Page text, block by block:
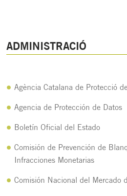
ADMINISTRACIÓ
Agència Catalana de Protecció
Agencia de Protección de Datos
Boletín Oficial del Estado
Comisión de Prevención de
Infracciones Monetarias
Comisión Nacional del Mercado